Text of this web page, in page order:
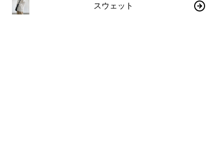
スウェット